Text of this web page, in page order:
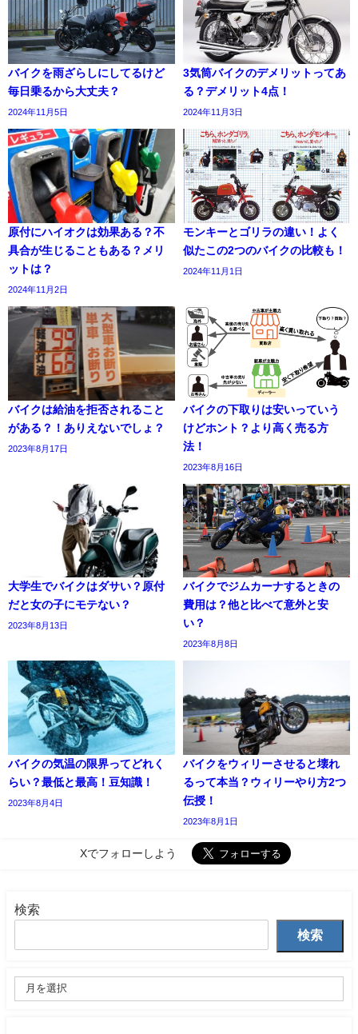
バイクを雨ざらしにしてるけど
毎日乗るから大丈夫？
2024年11月5日
3気筒バイクのデメリットってあ
る？デメリット4点！
2024年11月3日
原付にハイオクは効果ある？不
具合が生じることもある？メリ
ットは？
2024年11月2日
モンキーとゴリラの違い！よく
似たこの2つのバイクの比較も！
2024年11月1日
バイクは給油を拒否されること
がある？！ありえないでしょ？
2023年8月17日
バイクの下取りは安いっていう
けどホント？より高く売る方
法！
2023年8月16日
大学生でバイクはダサい？原付
だと女の子にモテない？
2023年8月13日
バイクでジムカーナするときの
費用は？他と比べて意外と安
い？
2023年8月8日
バイクの気温の限界ってどれく
らい？最低と最高！豆知識！
2023年8月4日
バイクをウィリーさせると壊れ
るって本当？ウィリーやり方2つ
伝授！
2023年8月1日
Xでフォローしよう
検索
検索